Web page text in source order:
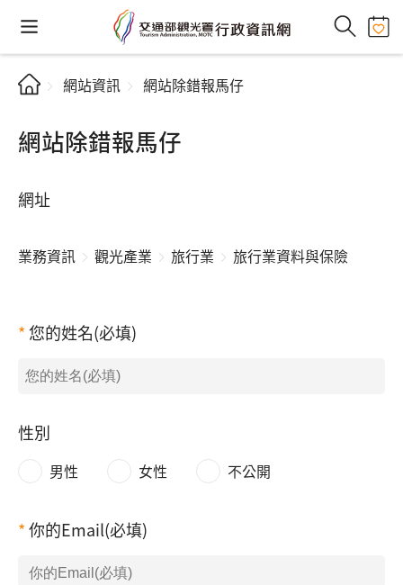
網站資訊 網站除錯報馬仔
網站除錯報馬仔
網址
業務資訊 觀光產業 旅行業 旅行業資料與保險
您的姓名(必填)
性別
男性 女性 不公開
你的Email(必填)